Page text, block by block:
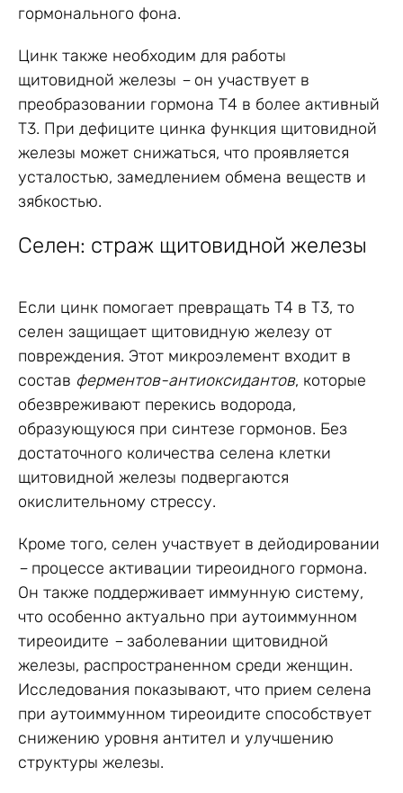
гормонального фона.
Цинк также необходим для работы
щитовидной железы –он участвует в
преобразовании гормона Т4 в более активный
Т3. При дефиците цинка функция щитовидной
железы может снижаться, что проявляется
усталостью, замедлением обмена веществ и
зябкостью.
Селен: страж щитовидной железы
Если цинк помогает превращать Т4 в Т3, то
селен защищает щитовидную железу от
повреждения. Этот микроэлемент входит в
состав ферментов-антиоксидантов, которые
обезвреживают перекись водорода,
образующуюся при синтезе гормонов. Без
достаточного количества селена клетки
щитовидной железы подвергаются
окислительному стрессу.
Кроме того, селен участвует в дейодировании
–процессе активации тиреоидного гормона.
Он также поддерживает иммунную систему,
что особенно актуально при аутоиммунном
тиреоидите –заболевании щитовидной
железы, распространенном среди женщин.
Исследования показывают, что прием селена
при аутоиммунном тиреоидите способствует
снижению уровня антител и улучшению
структуры железы.